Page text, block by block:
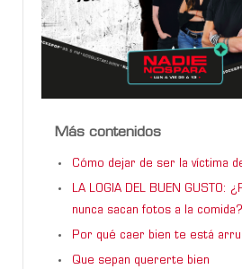
Más contenidos
Cómo dejar de ser la víctima
LA LOGIA DEL BUEN GUSTO:
nunca sacan fotos a la
Por qué caer bien te está
Que sepan quererte bien